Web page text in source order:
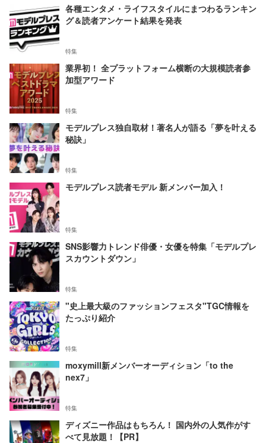
各種エンタメ・ライフスタイルにまつわるランキン
グ＆読者アンケート結果を発表
特集
業界初！ 全プラットフォーム横断の大規模読者参
加型アワード
特集
モデルプレス独自取材！著名人が語る「夢を叶える
秘訣」
特集
モデルプレス読者モデル 新メンバー加入！
特集
SNS影響力トレンド俳優・女優を特集「モデルプレ
スカウントダウン」
特集
"史上最大級のファッションフェスタ"TGC情報を
たっぷり紹介
特集
moxymill新メンバーオーディション「to the
nex7」
特集
ディズニー作品はもちろん！ 国内外の人気作がす
べて見放題！【PR】